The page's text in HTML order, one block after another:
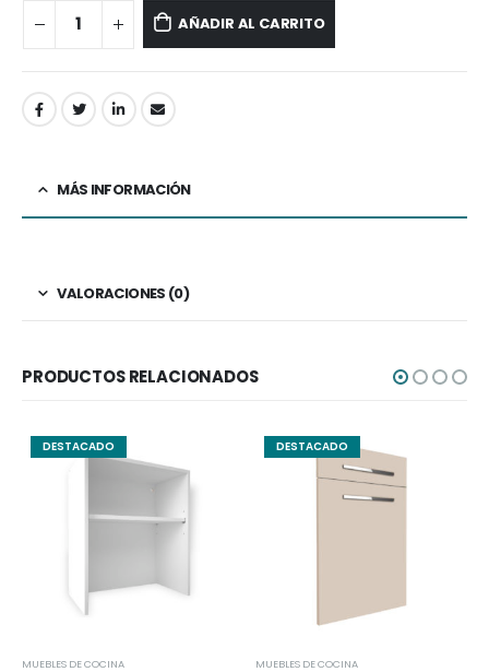
AÑADIR AL CARRITO
MÁS INFORMACIÓN
VALORACIONES (0)
PRODUCTOS RELACIONADOS
DESTACADO
MUEBLES DE COCINA
DESTACADO
MUEBLES DE COCINA